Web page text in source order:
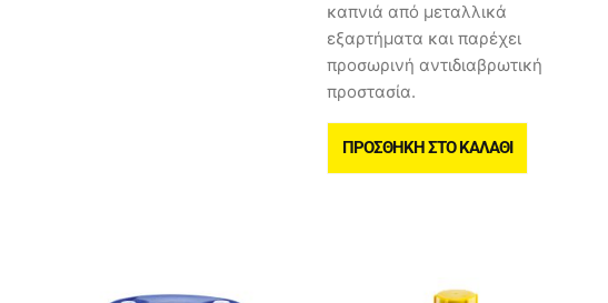
καπνιά από μεταλλικά
εξαρτήματα και παρέχει
προσωρινή αντιδιαβρωτική
προστασία.
ΠΡΟΣΘΉΚΗ ΣΤΟ ΚΑΛΆΘΙ